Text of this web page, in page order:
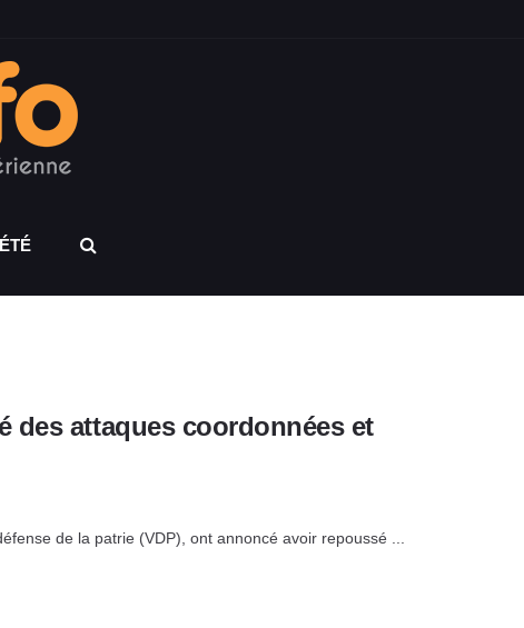
des attaques coordonnées et
de la patrie (VDP), ont annoncé avoir repoussé ...